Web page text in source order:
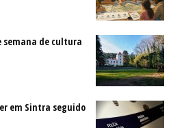
semana de cultura
em Sintra seguido